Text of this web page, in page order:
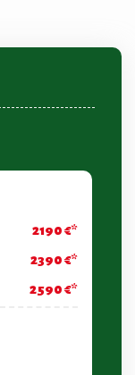
2190 €*
2390 €*
2590 €*